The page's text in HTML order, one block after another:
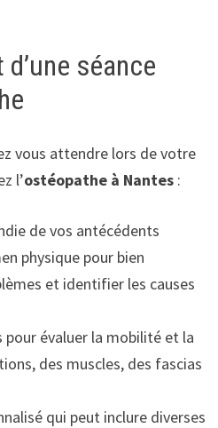
séance
vous attendre lors de votre
l’ostéopathe à Nantes:
de vos antécédents
physique pour bien
et identifier les causes
pour évaluer la mobilité et la
des muscles, des fascias
qui peut inclure diverses